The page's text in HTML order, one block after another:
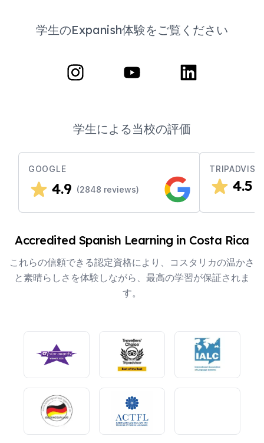
学生のExpanish体験をご覧ください
学生による当校の評価
GOOGLE
4.9 (2848 reviews) 4.5
Accredited Spanish Learning in Costa Rica
これらの信頼できる認定資格により、コスタリカの温かさ
と素晴らしさを体験しながら、最高の学習が保証されま
す。